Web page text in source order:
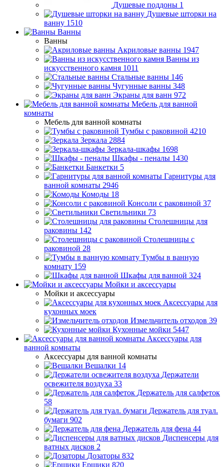
Душевые поддоны 1
Душевые шторки на
ванну 1510
Ванны
Ванны
Акриловые ванны 1947
Ванны из
искусственного камня 1011
Стальные ванны 146
Чугунные ванны 348
Экраны для ванн 972
Мебель для ванной
комнаты
Мебель для ванной комнаты
Тумбы с раковиной 4210
Зеркала 2884
Зеркала-шкафы 1698
Шкафы - пеналы 1430
Банкетки 5
Гарнитуры для
ванной комнаты 2946
Комоды 18
Консоли с раковиной 37
Светильники 73
Столешницы для
раковины 142
Столешницы с
раковиной 28
Тумбы в ванную
комнату 159
Шкафы для ванной 324
Мойки и аксессуары
Мойки и аксессуары
Аксессуары для
кухонных моек
Измельчитель отходов 39
Кухонные мойки 5447
Аксессуары для
ванной комнаты
Аксессуары для ванной комнаты
Вешалки 14
Держатели
освежителя воздуха 33
Держатель для салфеток
58
Держатель для туал.
бумаги 902
Держатель для фена 44
Диспенсеры для
ватных дисков 2
Дозаторы 832
Ершики 820